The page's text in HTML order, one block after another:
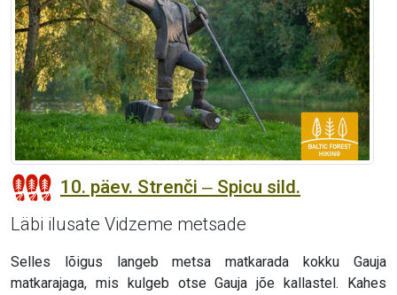
10. päev. Strenči ‒ Spicu sild.
Läbi ilusate Vidzeme metsade
Selles lõigus langeb metsa matkarada kokku Gauja
matkarajaga, mis kulgeb otse Gauja jõe kallastel. Kahes